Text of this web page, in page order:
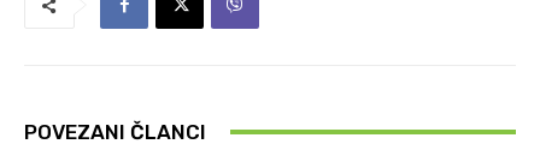
POVEZANI ČLANCI